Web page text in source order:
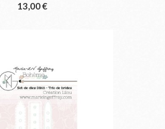
13,00 €